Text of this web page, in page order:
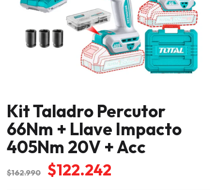
Kit Taladro Percutor
66Nm + Llave Impacto
405Nm 20V + Acc
$162.990
El
$122.242